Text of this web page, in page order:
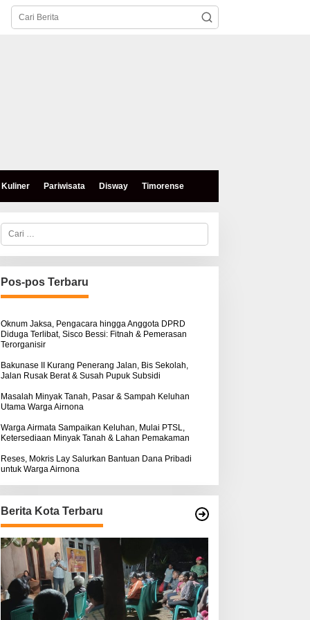
Kuliner Pariwisata Disway Timorense
C
r
i
u
n
u
:
Pos-pos Terbaru
Oknum Jaksa, Pengacara hingga Anggota DPRD
Diduga Terlibat, Sisco Bessi: Fitnah & Pemerasan
Terorganisir
Bakunase II Kurang Penerang Jalan, Bis Sekolah,
Jalan Rusak Berat & Susah Pupuk Subsidi
Masalah Minyak Tanah, Pasar & Sampah Keluhan
Utama Warga Airnona
Warga Airmata Sampaikan Keluhan, Mulai PTSL,
Ketersediaan Minyak Tanah & Lahan Pemakaman
Reses, Mokris Lay Salurkan Bantuan Dana Pribadi
untuk Warga Airnona
Berita Kota Terbaru